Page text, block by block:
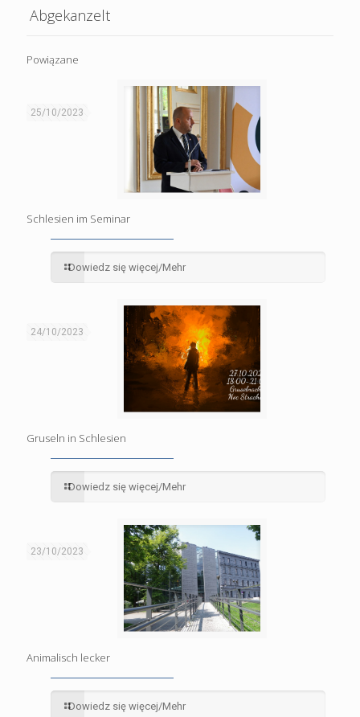
Abgekanzelt
Powiązane
25/10/2023
Schlesien im Seminar
Dowiedz się więcej/Mehr
24/10/2023
Gruseln in Schlesien
Dowiedz się więcej/Mehr
23/10/2023
Animalisch lecker
Dowiedz się więcej/Mehr